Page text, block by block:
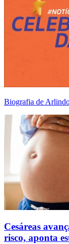
Biografia de Arlindo
Cesáreas
risco, aponta